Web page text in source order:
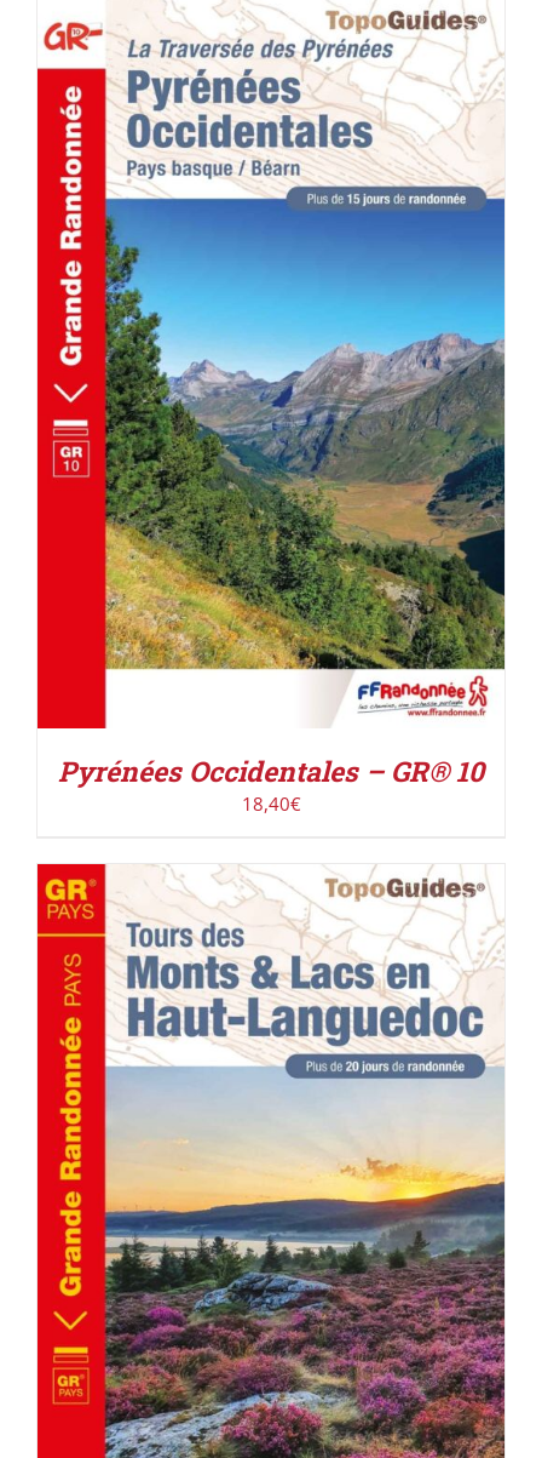
ACHETER LE PRODUIT / DÉTAILS
Pyrénées Occidentales – GR® 10
18,40€
AJOUTER AU PANIER / DÉTAILS